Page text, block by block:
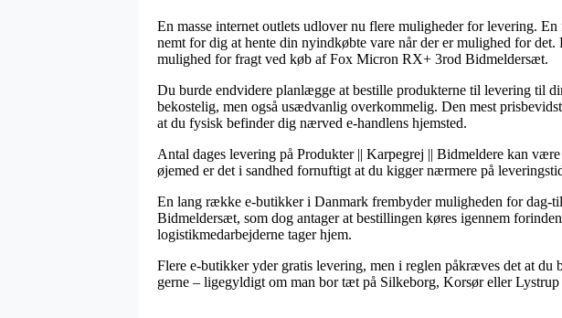
En masse internet outlets udlover nu flere muligheder for levering.
nemt for dig at hente din nyindkøbte vare når der er mulighed for
mulighed for fragt ved køb af Fox Micron RX+ 3rod Bidmeldersæt.
Du burde endvidere planlægge at bestille produkterne til levering til
bekostelig, men også usædvanlig overkommelig. Den mest
at du fysisk befinder dig nærved e-handlens hjemsted.
Antal dages levering på Produkter || Karpegrej || Bidmeldere kan
øjemed er det i sandhed fornuftigt at du kigger nærmere på
En lang række e-butikker i Danmark frembyder muligheden for dag-
Bidmeldersæt, som dog antager at bestillingen køres igennem
logistikmedarbejderne tager hjem.
Flere e-butikker yder gratis levering, men i reglen påkræves det at
gerne – ligegyldigt om man bor tæt på Silkeborg, Korsør eller